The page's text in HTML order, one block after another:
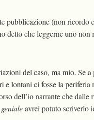
pubblicazione (non ricordo
detto che leggerne uno non
del caso, ma mio. Se a
lontani ci fosse la periferia
dell’io narrante che dalle
avrei potuto scriverlo